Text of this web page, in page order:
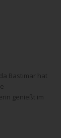
Bastimar hat
genießt im